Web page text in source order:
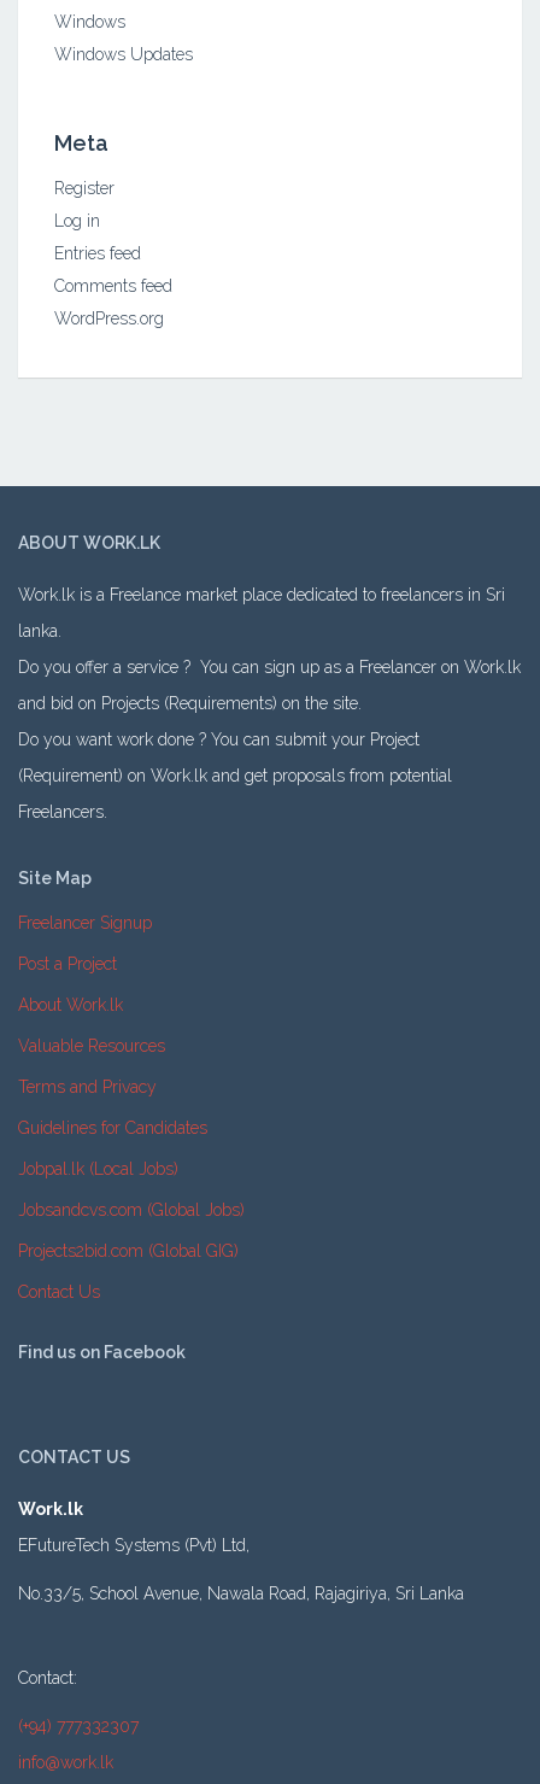
Windows
Windows Updates
Meta
Register
Log in
Entries feed
Comments feed
WordPress.org
ABOUT WORK.LK
Work.lk is a Freelance market place dedicated to freelancers in Sri
lanka.
Do you offer a service ? You can sign up as a Freelancer on Work.lk
and bid on Projects (Requirements) on the site.
Do you want work done ? You can submit your Project
(Requirement) on Work.lk and get proposals from potential
Freelancers.
Site Map
Freelancer Signup
Post a Project
About Work.lk
Valuable Resources
Terms and Privacy
Guidelines for Candidates
Jobpal.lk (Local Jobs)
Jobsandcvs.com (Global Jobs)
Projects2bid.com (Global GIG)
Contact Us
Find us on Facebook
CONTACT US
Work.lk
EFutureTech Systems (Pvt) Ltd,
No.33/5, School Avenue, Nawala Road, Rajagiriya, Sri Lanka
Contact:
(+94) 777332307
info@work.lk